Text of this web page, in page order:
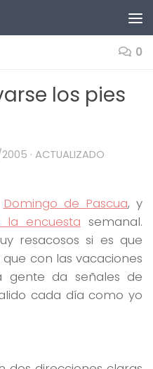
0
los pies
· ACTUALIZADO
Domingo de Pascua, y
la encuesta semanal.
resacosos si es que
con las vacaciones
gente da señales de
cada día como yo